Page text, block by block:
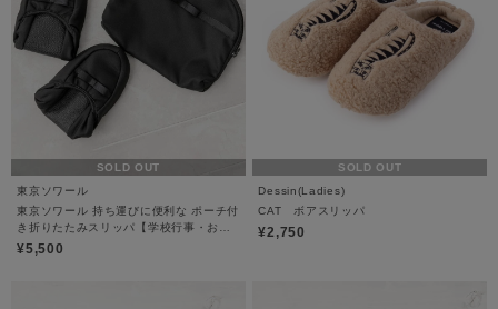
SOLD OUT
東京ソワール
東京ソワール 持ち運びに便利な ポーチ付
き折りたたみスリッパ【学校行事・お受
験】
¥5,500
SOLD OUT
Dessin(Ladies)
CAT ボアスリッパ
¥2,750